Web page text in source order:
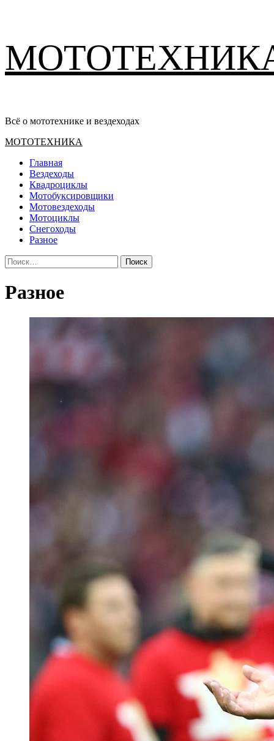
содержимому
Всё о мототехнике и вездеходах
Основное
МОТОТЕХНИКА
Главная
Вездеходы
Квадроциклы
Мотобуксировщики
Мотовездеходы
Мотоциклы
Снегоходы
Разное
Найти:
Разное